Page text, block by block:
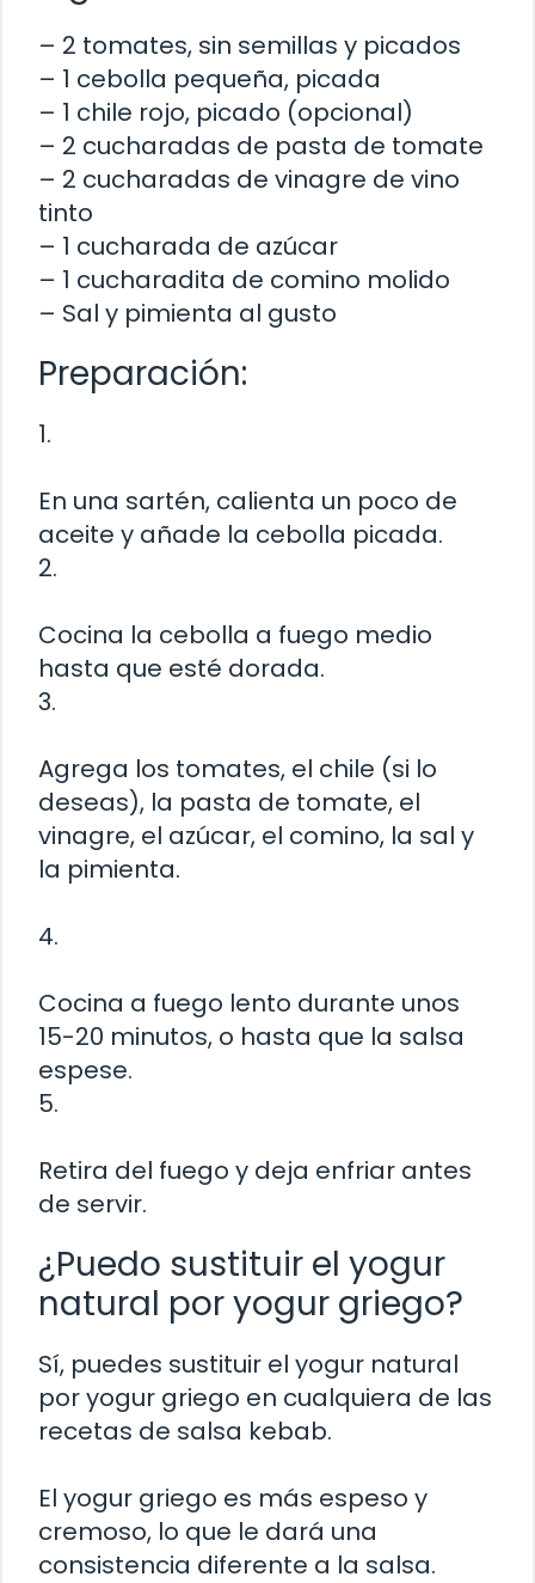
– 2 tomates, sin semillas y picados
– 1 cebolla pequeña, picada
– 1 chile rojo, picado (opcional)
– 2 cucharadas de pasta de tomate
– 2 cucharadas de vinagre de vino
tinto
– 1 cucharada de azúcar
– 1 cucharadita de comino molido
– Sal y pimienta al gusto
Preparación:
1.
En una sartén, calienta un poco de
aceite y añade la cebolla picada.
2.
Cocina la cebolla a fuego medio
hasta que esté dorada.
3.
Agrega los tomates, el chile (si lo
deseas), la pasta de tomate, el
vinagre, el azúcar, el comino, la sal y
la pimienta.
4.
Cocina a fuego lento durante unos
15-20 minutos, o hasta que la salsa
espese.
5.
Retira del fuego y deja enfriar antes
de servir.
¿Puedo sustituir el yogur
natural por yogur griego?
Sí, puedes sustituir el yogur natural
por yogur griego en cualquiera de las
recetas de salsa kebab.
El yogur griego es más espeso y
cremoso, lo que le dará una
consistencia diferente a la salsa.